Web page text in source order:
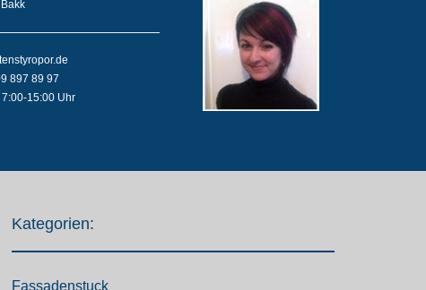
897 89 97
15:00 Uhr
Kategorien:
Fassadenstuck